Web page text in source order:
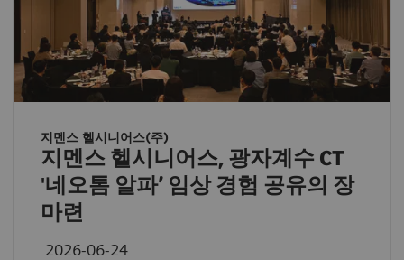
지멘스 헬시니어스(주)
지멘스 헬시니어스, 광자계수 CT
'네오톰 알파’ 임상 경험 공유의 장
마련
2026-06-24